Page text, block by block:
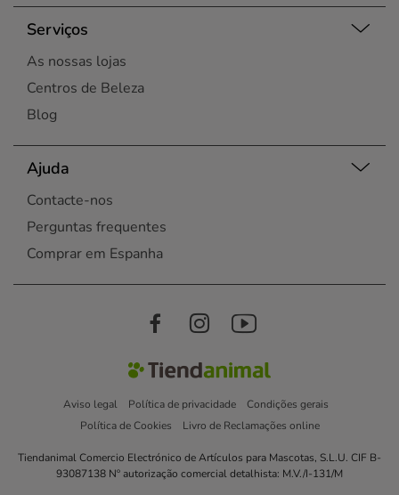
Serviços
As nossas lojas
Centros de Beleza
Blog
Ajuda
Contacte-nos
Perguntas frequentes
Comprar em Espanha
Aviso legal Política de privacidade
Condições gerais
Política de Cookies
Livro de Reclamações online
Tiendanimal Comercio Electrónico de Artículos para Mascotas, S.L.U. CIF B-
93087138 Nº autorização comercial detalhista: M.V./I-131/M